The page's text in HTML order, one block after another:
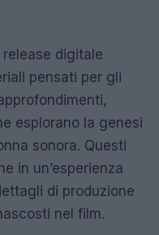
digitale
pensati per gli
esplorano la genesi
sonora. Questi
in un’esperienza
di produzione
nel film.